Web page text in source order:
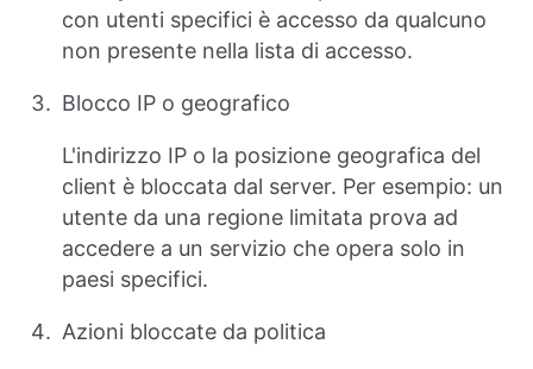
con utenti specifici è accesso da qualcuno
non presente nella lista di accesso.
Blocco IP o geografico
L'indirizzo IP o la posizione geografica del
client è bloccata dal server. Per esempio: un
utente da una regione limitata prova ad
accedere a un servizio che opera solo in
paesi specifici.
Azioni bloccate da politica